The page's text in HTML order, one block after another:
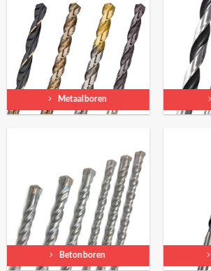
Metaalboren
Betonboren